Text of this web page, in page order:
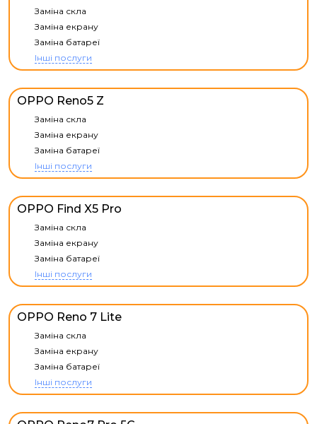
Заміна скла
Заміна екрану
Заміна батареї
Інші послуги
OPPO Reno5 Z
Заміна скла
Заміна екрану
Заміна батареї
Інші послуги
OPPO Find X5 Pro
Заміна скла
Заміна екрану
Заміна батареї
Інші послуги
OPPO Reno 7 Lite
Заміна скла
Заміна екрану
Заміна батареї
Інші послуги